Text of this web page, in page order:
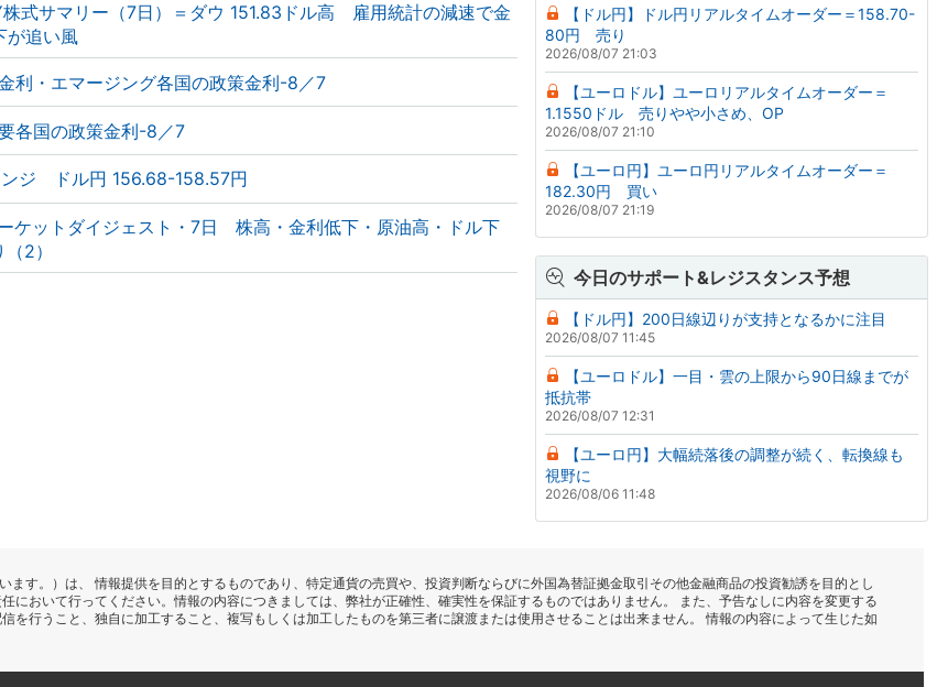
株式サマリー（7日）＝ダウ 151.83ドル高 雇用統計の減速で金
が追い風
利・エマージング各国の政策金利-8／7
各国の政策金利-8／7
ジ ドル円 156.68-158.57円
ケットダイジェスト・7日 株高・金利低下・原油高・ドル下
2）
【ドル円】ドル円リアルタイムオーダー＝158.70-
80円 売り
2026/08/07 21:03
【ユーロドル】ユーロリアルタイムオーダー＝
1.1550ドル 売りやや小さめ、OP
2026/08/07 21:10
【ユーロ円】ユーロ円リアルタイムオーダー＝
182.30円 買い
2026/08/07 21:19
今日のサポート&レジスタンス予想
【ドル円】200日線辺りが支持となるかに注目
2026/08/07 11:45
【ユーロドル】一目・雲の上限から90日線までが
抵抗帯
2026/08/07 12:31
【ユーロ円】大幅続落後の調整が続く、転換線も
視野に
2026/08/06 11:48
す。）は、 情報提供を目的とするものであり、特定通貨の売買や、投資判断ならびに外国為替証拠金取引その他金融商品の投資勧誘を目的とし
において行ってください。情報の内容につきましては、弊社が正確性、確実性を保証するものではありません。 また、予告なしに内容を変更する
を行うこと、独自に加工すること、複写もしくは加工したものを第三者に譲渡または使用させることは出来ません。 情報の内容によって生じた如